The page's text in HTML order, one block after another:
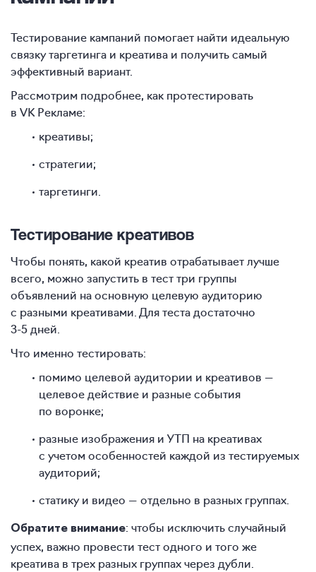
Тестирование кампаний помогает найти идеальную
связку таргетинга и креатива и получить самый
эффективный вариант.
Рассмотрим подробнее, как протестировать
в VK Рекламе:
креативы;
стратегии;
таргетинги.
Тестирование креативов
Чтобы понять, какой креатив отрабатывает лучше
всего, можно запустить в тест три группы
объявлений на основную целевую аудиторию
с разными креативами. Для теста достаточно
3-5 дней.
Что именно тестировать:
помимо целевой аудитории и креативов —
целевое действие и разные события
по воронке;
разные изображения и УТП на креативах
с учетом особенностей каждой из тестируемых
аудиторий;
статику и видео — отдельно в разных группах.
Обратите внимание: чтобы исключить случайный
успех, важно провести тест одного и того же
креатива в трех разных группах через дубли.